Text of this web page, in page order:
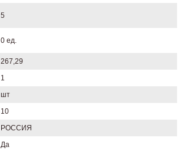
5
0 ед.
267,29
1
шт
10
РОССИЯ
Да